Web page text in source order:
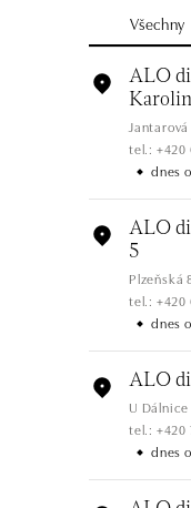
Všechny
ALO
tel.: +420
dnes
ALO
5
Plzeňská
tel.: +420
dnes
ALO
U
tel.: +420
dnes